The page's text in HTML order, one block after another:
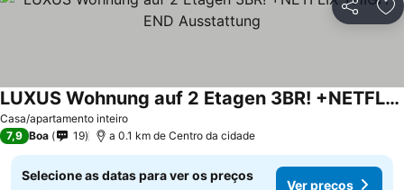
Partilhar
Casa/apartamento inteiro
LUXUS Wohnung auf 2 Etagen 3BR! +NETFLIX +HIGH-END Ausstattung
7,9 Boa 19 a 0.1 km de Centro da cidade
Selecione as datas para ver os preços
Ver preços